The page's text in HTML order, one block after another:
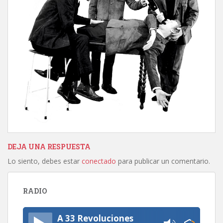
DEJA UNA RESPUESTA
Lo siento, debes estar conectado para publicar un comentario.
RADIO
A 33 Revoluciones